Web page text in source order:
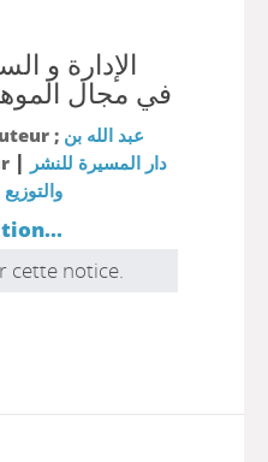
الإدارة و
في مجال
; عبد الله بن
| دار المسيرة للنشر
cette notice.